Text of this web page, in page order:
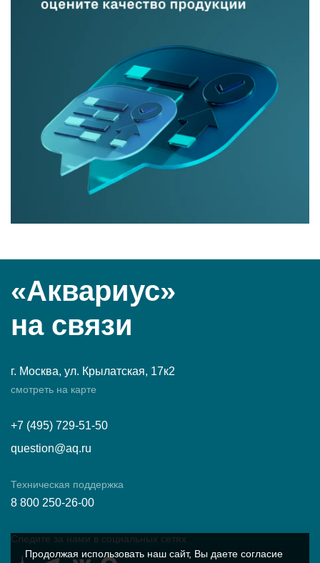
«Аквариус»
на связи
г. Москва, ул. Крылатская, 17к2
смотреть на карте
+7 (495) 729-51-50
question@aq.ru
Техническая поддержка
8 800 250-26-00
Следите за нами в социальных сетях
Продолжая использовать наш сайт, Вы даете согласие